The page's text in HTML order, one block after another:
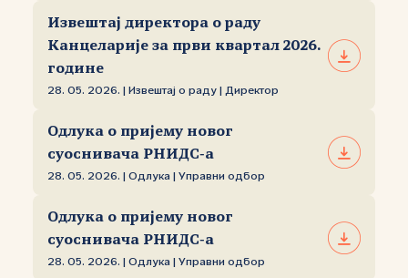
Извештај директора о раду
Канцеларије за први квартал 2026.
године
28. 05. 2026. | Извештај о раду | Директор
Одлука о пријему новог
суоснивача РНИДС‑а
28. 05. 2026. | Одлука | Управни одбор
Одлука о пријему новог
суоснивача РНИДС‑а
28. 05. 2026. | Одлука | Управни одбор